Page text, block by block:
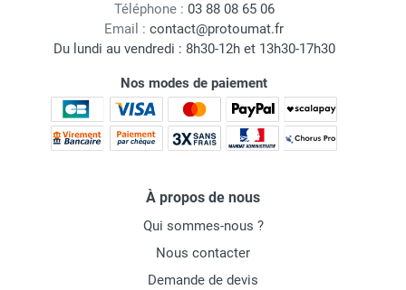
Téléphone : 03 88 08 65 06
Email : contact@protoumat.fr
Du lundi au vendredi : 8h30-12h et 13h30-17h30
Nos modes de paiement
À propos de nous
Qui sommes-nous ?
Nous contacter
Demande de devis